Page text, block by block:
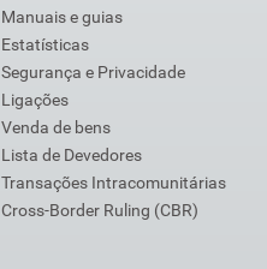
Manuais e guias
Estatísticas
Segurança e Privacidade
Ligações
Venda de bens
Lista de Devedores
Transações Intracomunitárias
Cross-Border Ruling (CBR)